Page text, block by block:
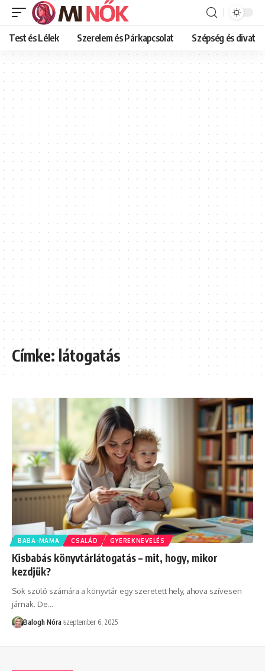
Test és Lélek Szerelem és Párkapcsolat Szépség és divat
Címke:látogatás
BABA-MAMA CSALÁD GYEREKNEVELÉS
Kisbabás könyvtárlátogatás – mit, hogy, mikor
kezdjük?
Sok szülő számára a könyvtár egy szeretett hely, ahova szívesen
járnak. De…
Balogh Nóra szeptember 6, 2025